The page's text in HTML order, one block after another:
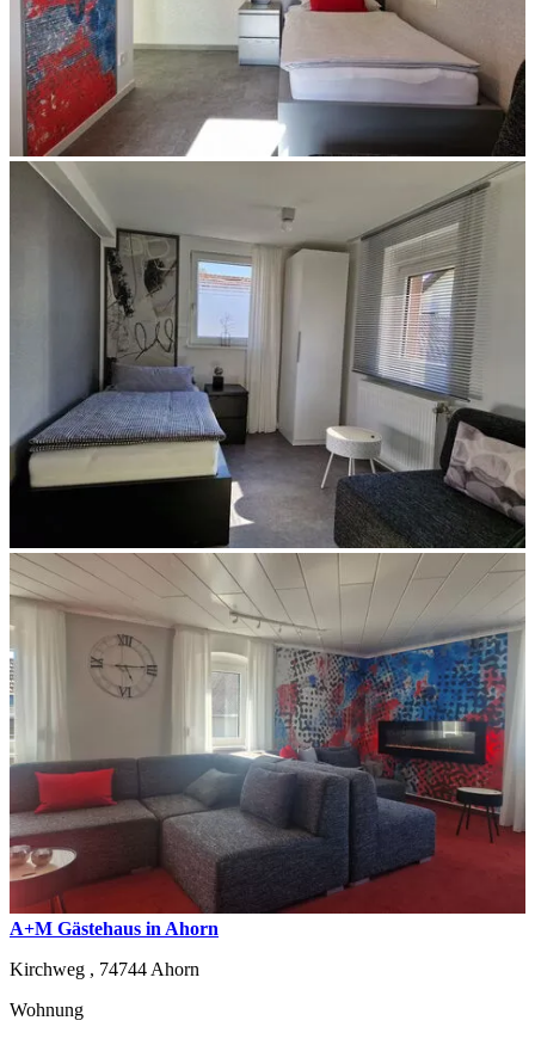
A+M Gästehaus in Ahorn
Kirchweg , 74744 Ahorn
Wohnung